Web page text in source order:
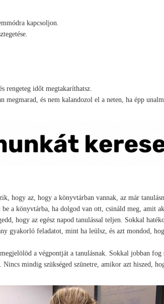
kapcsoljon.
rengeteg időt megtakaríthatsz.
és nem kalandozol el a neten, ha épp
hogy az, hogy a könyvtárban vannak, az már
a könyvtárba, ha dolgod van ott, csináld meg, amit
hogy az egész napod tanulással teljen. Sokkal
gyakorló feladatot, mint ha leülsz, és azt mondod,
a végpontját a tanulásnak. Sokkal jobban
mindig szükséged szünetre, amikor azt hiszed,